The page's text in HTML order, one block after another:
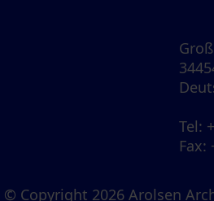
Tel:
Fax:
© Copyright 2026 Arolsen